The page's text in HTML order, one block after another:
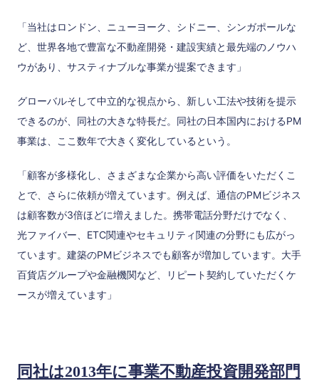
「当社はロンドン、ニューヨーク、シドニー、シンガポールな
ど、世界各地で豊富な不動産開発・建設実績と最先端のノウハ
ウがあり、サスティナブルな事業が提案できます」
グローバルそして中立的な視点から、新しい工法や技術を提示
できるのが、同社の大きな特長だ。同社の日本国内におけるPM
事業は、ここ数年で大きく変化しているという。
「顧客が多様化し、さまざまな企業から高い評価をいただくこ
とで、さらに依頼が増えています。例えば、通信のPMビジネス
は顧客数が3倍ほどに増えました。携帯電話分野だけでなく、
光ファイバー、ETC関連やセキュリティ関連の分野にも広がっ
ています。建築のPMビジネスでも顧客が増加しています。大手
百貨店グループや金融機関など、リピート契約していただくケ
ースが増えています」
同社は2013年に事業不動産投資開発部門